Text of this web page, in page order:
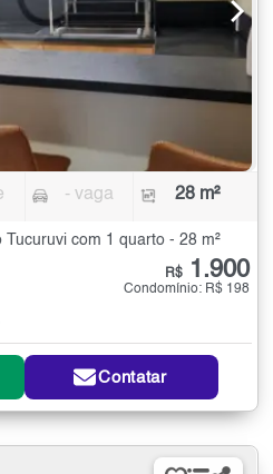
- vaga 28 m²
com 1 quarto - 28 m²
R$ 1.900
Condomínio: R$ 198
Contatar